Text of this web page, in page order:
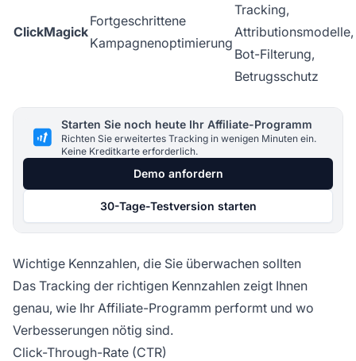
ClickMagick
Fortgeschrittene
Kampagnenoptimierung
Tracking,
Attributionsmodelle,
Bot-Filterung,
Betrugsschutz
Starten Sie noch heute Ihr Affiliate-Programm
Richten Sie erweitertes Tracking in wenigen Minuten ein.
Keine Kreditkarte erforderlich.
Demo anfordern
30-Tage-Testversion starten
Wichtige Kennzahlen, die Sie überwachen sollten
Das Tracking der richtigen Kennzahlen zeigt Ihnen
genau, wie Ihr Affiliate-Programm performt und wo
Verbesserungen nötig sind.
Click-Through-Rate (CTR)